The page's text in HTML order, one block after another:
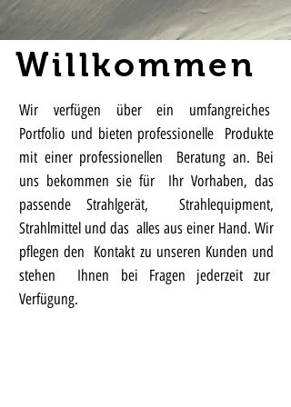
Wir verfügen über ein umfangreiches
Portfolio und bieten professionelle Produkte
mit einer professionellen Beratung an. Bei
uns bekommen sie für Ihr Vorhaben, das
passende Strahlgerät, Strahlequipment,
Strahlmittel und das alles aus einer Hand. Wir
pflegen den Kontakt zu unseren Kunden und
stehen Ihnen bei Fragen jederzeit zur
Verfügung.
Willkommen